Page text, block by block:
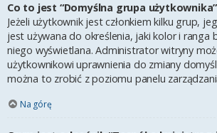
Co to jest “Domyślna grupa
Jeżeli użytkownik jest członkiem kilku grup,
jest używana do określenia, jaki kolor i ranga
niego wyświetlana. Administrator witryny
użytkownikowi uprawnienia do zmiany
można to zrobić z poziomu panelu
Na górę